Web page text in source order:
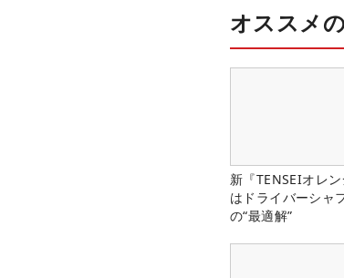
オススメ
新『TENSEIオレン
はドライバーシャ
の“最適解”